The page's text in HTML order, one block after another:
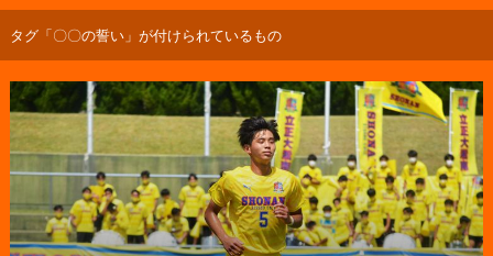
タグ「〇〇の誓い」が付けられているもの